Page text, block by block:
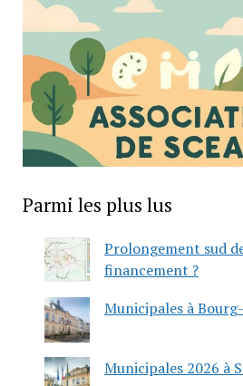
Parmi les plus lus
Prolongement sud
financement ?
Municipales à
Municipales 2026 à